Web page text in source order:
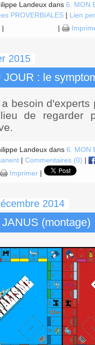
Landeux dans 6. MON
PROVERBIALES| Lien
| |
2015
: le
besoin
de regarder
Landeux dans 6. MON
| Commentaires (0) |
Imprimer|
2014
(montage)